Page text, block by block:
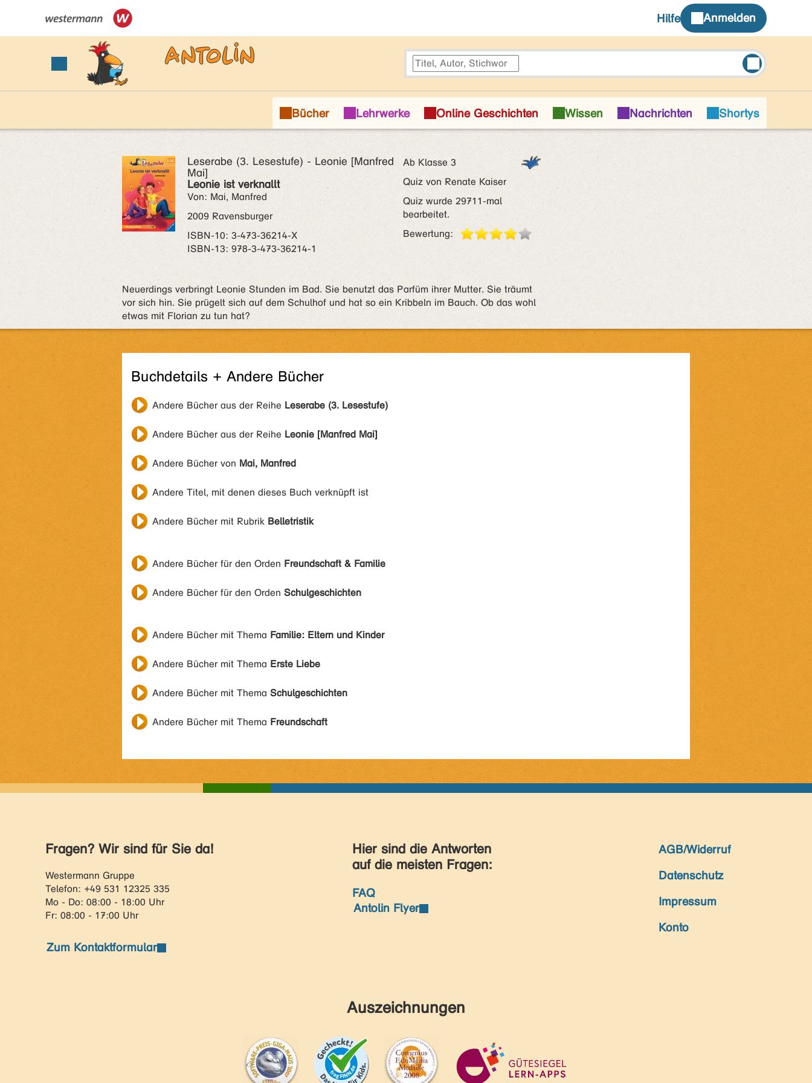
Leserabe (3. Lesestufe) - Leonie [Manfred
Mai]
Leonie ist verknallt
Von: Mai, Manfred
2009 Ravensburger
ISBN‑10: 3-473-36214-X
ISBN‑13: 978-3-473-36214-1
Ab Klasse 3
Quiz von Renate Kaiser
Quiz wurde 29711-mal
bearbeitet.
Bewertung:
Neuerdings verbringt Leonie Stunden im Bad. Sie benutzt das Parfüm ihrer Mutter. Sie träumt
vor sich hin. Sie prügelt sich auf dem Schulhof und hat so ein Kribbeln im Bauch. Ob das wohl
etwas mit Florian zu tun hat?
Buchdetails + Andere Bücher
Andere Bücher aus der Reihe Leserabe (3. Lesestufe)
Andere Bücher aus der Reihe Leonie [Manfred Mai]
Andere Bücher von Mai, Manfred
Andere Titel, mit denen dieses Buch verknüpft ist
Andere Bücher mit Rubrik Belletristik
Andere Bücher für den Orden Freundschaft & Familie
Andere Bücher für den Orden Schulgeschichten
Andere Bücher mit Thema Familie: Eltern und Kinder
Andere Bücher mit Thema Erste Liebe
Andere Bücher mit Thema Schulgeschichten
Andere Bücher mit Thema Freundschaft